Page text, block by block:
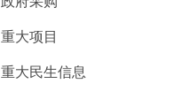
重大项目
重大民生信息